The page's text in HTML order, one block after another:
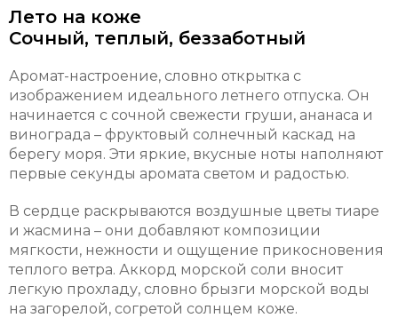
Лето на коже
Сочный, теплый, беззаботный
Аромат-настроение, словно открытка с
изображением идеального летнего отпуска. Он
начинается с сочной свежести груши, ананаса и
винограда – фруктовый солнечный каскад на
берегу моря. Эти яркие, вкусные ноты наполняют
первые секунды аромата светом и радостью.
В сердце раскрываются воздушные цветы тиаре
и жасмина – они добавляют композиции
мягкости, нежности и ощущение прикосновения
теплого ветра. Аккорд морской соли вносит
легкую прохладу, словно брызги морской воды
на загорелой, согретой солнцем коже.